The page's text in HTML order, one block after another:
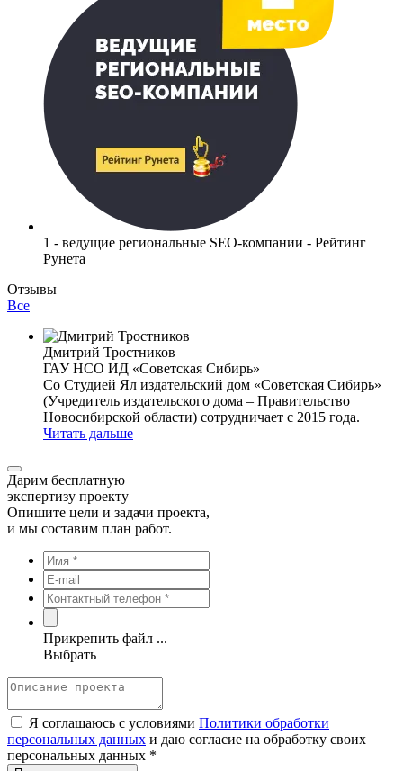
1 - ведущие региональные SEO-компании - Рейтинг
Рунета
Отзывы
Все
Дмитрий Тростников
ГАУ НСО ИД «Советская Сибирь»
Со Студией Ял издательский дом «Советская Сибирь»
(Учредитель издательского дома – Правительство
Новосибирской области) сотрудничает с 2015 года.
Читать дальше
Дарим бесплатную
экспертизу проекту
Опишите цели и задачи проекта,
и мы составим план работ.
Прикрепить файл ...
Выбрать
Я соглашаюсь с условиями Политики обработки
персональных данных и даю согласие на обработку своих
персональных данных *